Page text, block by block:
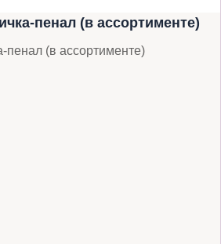
пенал (в ассортименте)
пенал (в ассортименте)